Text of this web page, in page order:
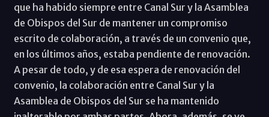
que ha habido siempre entre Canal Sur y la Asamblea
de Obispos del Sur de mantener un compromiso
escrito de colaboración, a través de un convenio que,
en los últimos años, estaba pendiente de renovación.
A pesar de todo, y de esa espera de renovación del
convenio, la colaboración entre Canal Sur y la
Asamblea de Obispos del Sur se ha mantenido